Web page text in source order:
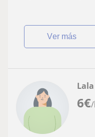
ver más
6€
Lala